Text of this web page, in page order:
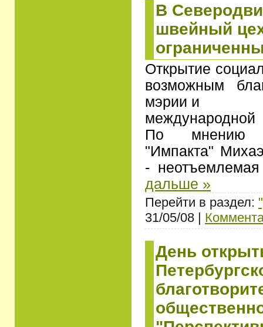
В
швейный
Открытие
возможным
мэрии и
международной
По мнению
"Импакта"
-
дальше »
Перейти в раздел:
31/05/08 |
День